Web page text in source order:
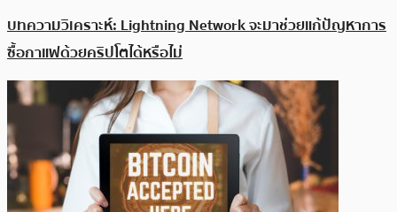
บทความวิเคราะห์: Lightning Network จะมาช่วยแก้ปัญหาการ
ซื้อกาแฟด้วยคริปโตได้หรือไม่